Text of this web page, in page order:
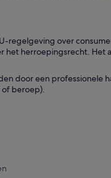
regelgeving over
het herroepingsrecht. Het
door een professionele
beroep).